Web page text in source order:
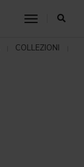
toggle
COLLEZIONI